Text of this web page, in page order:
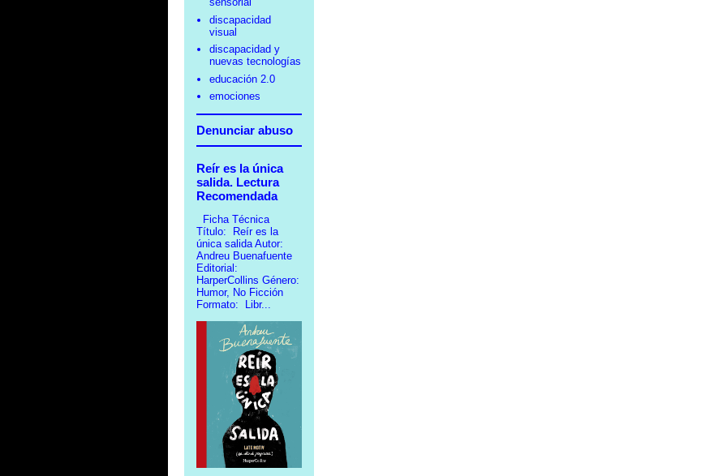
discapacidad
visual
discapacidad y
nuevas tecnologías
educación 2.0
emociones
Denunciar abuso
Reír es la única
salida. Lectura
Recomendada
Ficha Técnica
Título: Reír es la
única salida Autor:
Andreu Buenafuente
Editorial:
HarperCollins Género:
Humor, No Ficción
Formato: Libr...